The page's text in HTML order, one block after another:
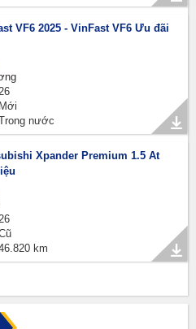
VF6 2025 - VinFast VF6 Ưu đãi
Mới
nước
Xpander Premium 1.5 At
km